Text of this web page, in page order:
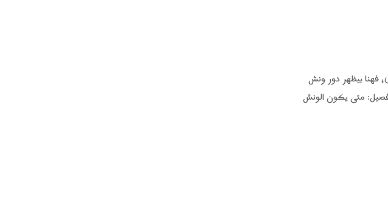
فهنا بيظهر دور ونش
متى يكون الونش